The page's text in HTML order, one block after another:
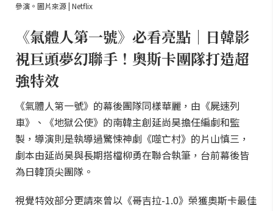
參演。圖片來源 | Netflix
《氣體人第一號》必看亮點｜日韓影
視巨頭夢幻聯手！奧斯卡團隊打造超
強特效
《氣體人第一號》的幕後團隊同樣華麗，由《屍速列
車》、《地獄公使》的南韓主創延尚昊擔任編劇和監
製，導演則是執導過驚悚神劇《噬亡村》的片山慎三，
劇本由延尚昊與長期搭檔柳勇在聯合執筆，台前幕後皆
為日韓頂尖團隊。
視覺特效部分更請來曾以《哥吉拉-1.0》榮獲奧斯卡最佳